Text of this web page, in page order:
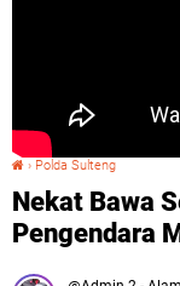
› Polda Sulteng
Nekat Bawa
Pengendara